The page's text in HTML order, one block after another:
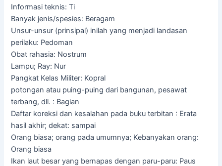
Informasi teknis: Ti
Banyak jenis/spesies: Beragam
Unsur-unsur (prinsipal) inilah yang menjadi landasan
perilaku: Pedoman
Obat rahasia: Nostrum
Lampu; Ray: Nur
Pangkat Kelas Militer: Kopral
potongan atau puing-puing dari bangunan, pesawat
terbang, dll. : Bagian
Daftar koreksi dan kesalahan pada buku terbitan : Erata
hasil akhir; dekat: sampai
Orang biasa; orang pada umumnya; Kebanyakan orang:
Orang biasa
Ikan laut besar yang bernapas dengan paru-paru: Paus